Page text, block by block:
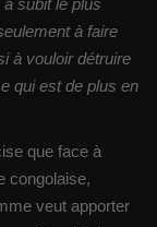
subit le plus
à faire
à vouloir détruire
qui est de plus en
que face à
congolaise,
veut apporter